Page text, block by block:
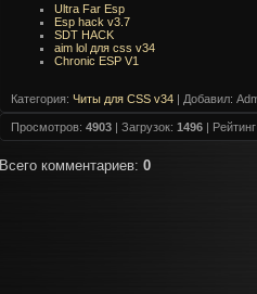
Ultra Far Esp
Esp hack v3.7
SDT HACK
aim lol для css v34
Chronic ESP V1
Категория: Читы для CSS v34 | Добавил:
Просмотров: 4903 | Загрузок: 1496 | Рейтинг
Всего комментариев: 0